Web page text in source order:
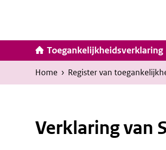
inhoud
Toegankelijkheidsverklaring
Kruimelpad
U
bevindt
Home › Register van
Verklaring van